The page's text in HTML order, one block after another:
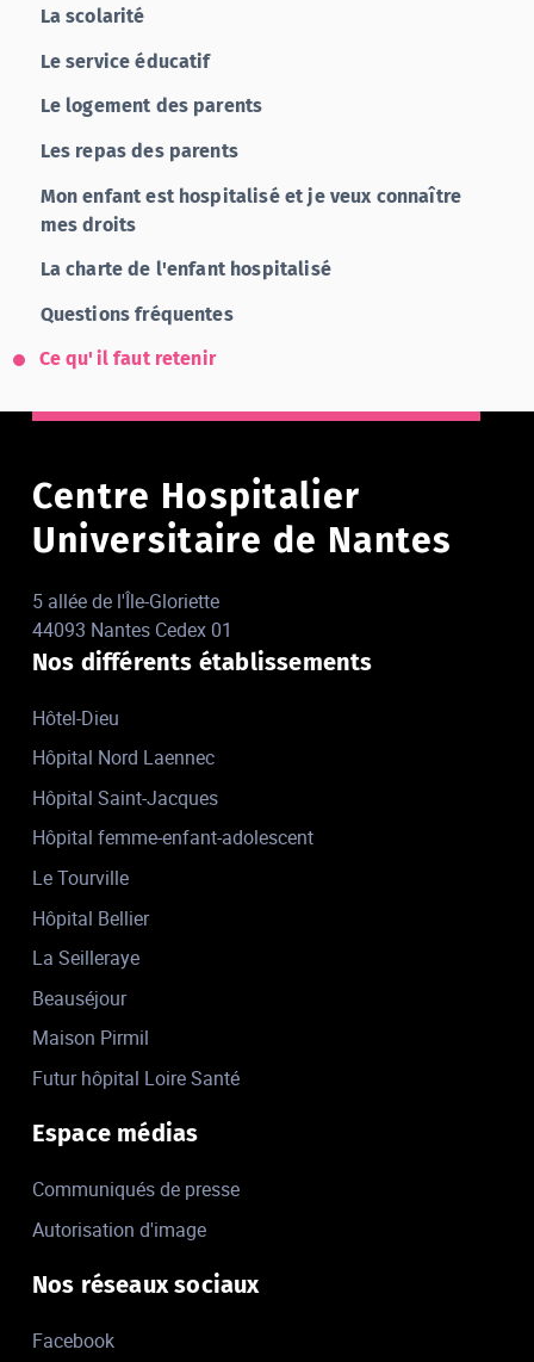
La scolarité
Le service éducatif
Le logement des parents
Les repas des parents
Mon enfant est hospitalisé et je veux connaître
mes droits
La charte de l'enfant hospitalisé
Questions fréquentes
Ce qu'il faut retenir
Centre Hospitalier
Universitaire de Nantes
5 allée de l'Île-Gloriette
44093 Nantes Cedex 01
Nos différents établissements
Hôtel-Dieu
Hôpital Nord Laennec
Hôpital Saint-Jacques
Hôpital femme-enfant-adolescent
Le Tourville
Hôpital Bellier
La Seilleraye
Beauséjour
Maison Pirmil
Futur hôpital Loire Santé
Espace médias
Communiqués de presse
Autorisation d'image
Nos réseaux sociaux
Facebook